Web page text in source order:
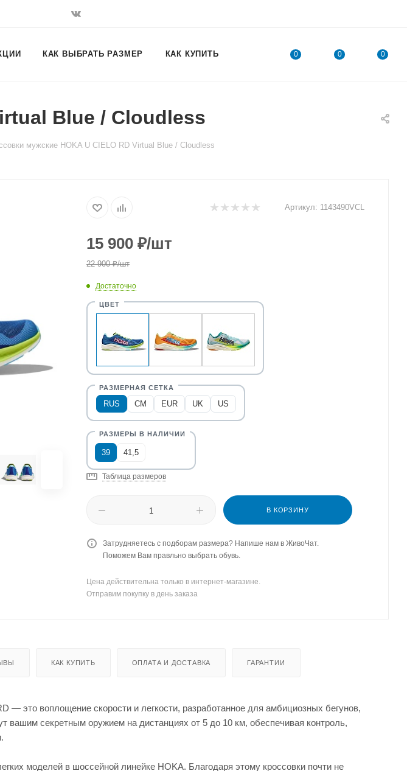
0 0 0
КАК ВЫБРАТЬ РАЗМЕР КАК КУПИТЬ
Blue / Cloudless
мужские HOKA U CIELO RD Virtual Blue / Cloudless
Артикул: 1143490VCL
15 900 ₽/шт
22 900₽/шт
Достаточно
RUS CM EUR UK US
39 41,5
Таблица размеров
В КОРЗИНУ
Затрудняетесь с подборам размера? Напише нам в ЖивоЧат.
Поможем Вам правльно выбрать обувь.
Цена действительна только в интернет-магазине.
Отправим покупку в день заказа
КАК КУПИТЬ ОПЛАТА И ДОСТАВКА ГАРАНТИИ
— это воплощение скорости и легкости, разработанное для амбициозных бегунов,
секретным оружием на дистанциях от 5 до 10 км, обеспечивая контроль,
моделей в шоссейной линейке HOKA. Благодаря этому кроссовки почти не